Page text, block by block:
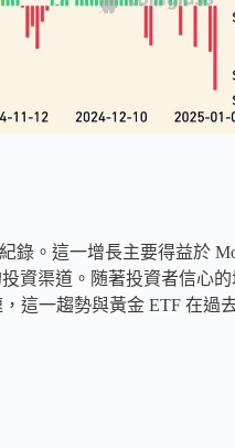
錄。這一增長主要得益於
資渠道。随著投資者信心
這一趨勢與黃金 ETF 在過